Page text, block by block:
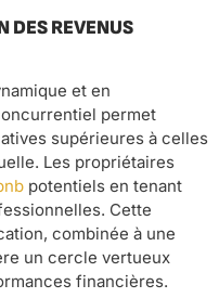
DES REVENUS
et en
permet
supérieures à celles
Les propriétaires
potentiels en tenant
Cette
combinée à une
un cercle vertueux
financières.